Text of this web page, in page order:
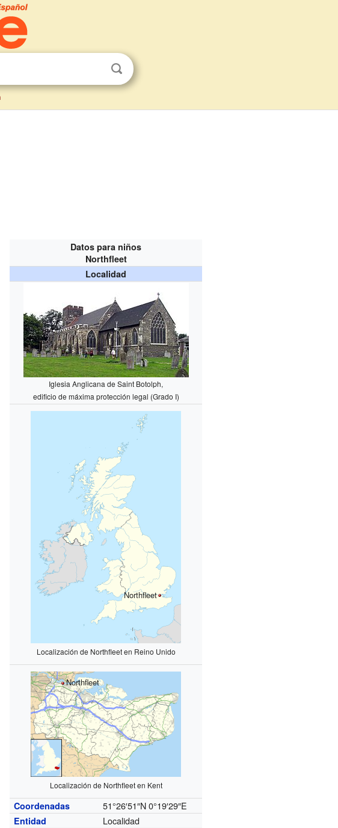
Datos para niños
Northfleet
Localidad
Iglesia Anglicana de Saint Botolph,
edificio de máxima protección legal (Grado I)
Northfleet
Localización de Northfleet en Reino Unido
Northfleet
Localización de Northfleet en Kent
Coordenadas 51°26′51″N 0°19′29″E
Entidad
Localidad